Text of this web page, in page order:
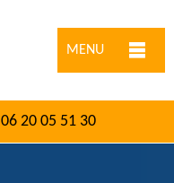
MENU
06 20 05 51 30